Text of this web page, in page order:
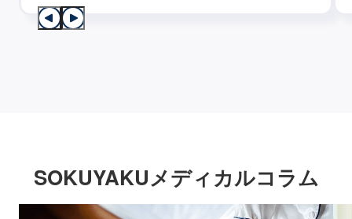
SOKUYAKUメディカルコラム